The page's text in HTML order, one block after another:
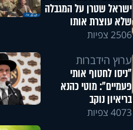
ישראל שטרן על המגבלה
שלא עוצרת אותו
2506 צפיות
ערוץ הידברות
"ניסו לחטוף אותי
פעמיים": מוטי כהנא
בריאיון נוקב
4073 צפיות